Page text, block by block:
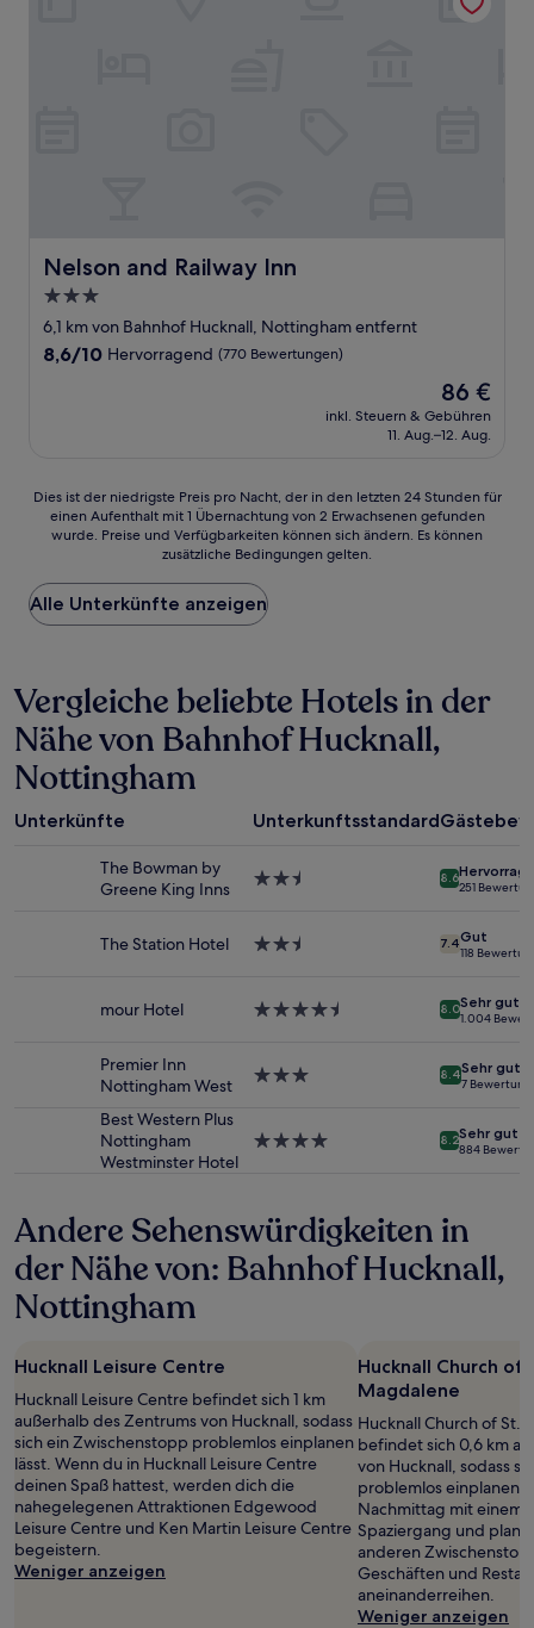
Nelson and Railway Inn
Nelson and Railway Inn
3.0-
Sterne-
Unterkunft
6,1 km von Bahnhof Hucknall, Nottingham entfernt
8.6
8,6/10 Hervorragend (770 Bewertungen)
Der
Preis
beträgt
86 €
inkl. Steuern & Gebühren
11. Aug.–12. Aug.
Dies
der
Preis
pro
Nacht,
den
letzten
24 Stunden
für
einen
mit
2 Erwachsenen
zusätzliche
Bedingungen
Dies ist der niedrigste Preis pro Nacht, der in den letzten 24 Stunden für
einen Aufenthalt mit 1 Übernachtung von 2 Erwachsenen gefunden
wurde. Preise und Verfügbarkeiten können sich ändern. Es können
zusätzliche Bedingungen gelten.
Alle Unterkünfte anzeigen
Vergleiche beliebte Hotels in der
Nähe von Bahnhof Hucknall,
Nottingham
Unterkünfte Unterkunftsstandard
The Bowman by
Greene King Inns
2.5-
8.6
251
The Station Hotel
2.5-
7.4Gut
118
mour Hotel
4.5-
8.0Sehr gut
1.004
Premier Inn
Nottingham West
3.0-
8.4Sehr gut
7
Best Western Plus
Nottingham
Westminster Hotel
4.0-
8.2Sehr gut
884
Andere Sehenswürdigkeiten in
der Nähe von: Bahnhof Hucknall,
Nottingham
Hucknall Leisure Centre
Hucknall Leisure Centre befindet sich 1 km
außerhalb des Zentrums von Hucknall, sodass
sich ein Zwischenstopp problemlos einplanen
lässt. Wenn du in Hucknall Leisure Centre
deinen Spaß hattest, werden dich die
nahegelegenen Attraktionen Edgewood
Leisure Centre und Ken Martin Leisure Centre
begeistern.
Weniger anzeigen
Hucknall Church of
Magdalene
Hucknall Church of St.
befindet sich 0,6 km
von Hucknall, sodass
problemlos einplanen
Nachmittag mit einem
Spaziergang und
anderen
Geschäften und
aneinanderreihen.
Weniger anzeigen